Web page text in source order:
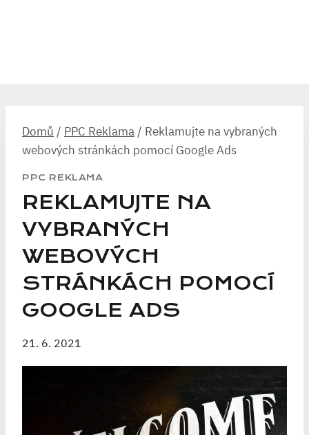
Domů / PPC Reklama / Reklamujte na vybraných
webových stránkách pomocí Google Ads
PPC REKLAMA
REKLAMUJTE NA
VYBRANÝCH
WEBOVÝCH
STRÁNKÁCH POMOCÍ
GOOGLE ADS
21. 6. 2021